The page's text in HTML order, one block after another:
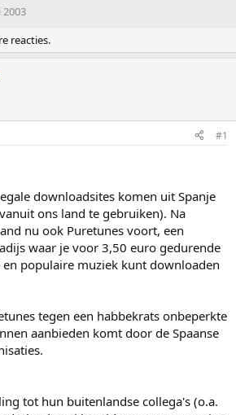
2003
reacties.
#1
downloadsites komen uit Spanje
ons land te gebruiken). Na
nu ook Puretunes voort, een
waar je voor 3,50 euro gedurende
populaire muziek kunt downloaden
tegen een habbekrats onbeperkte
aanbieden komt door de Spaanse
tot hun buitenlandse collega's (o.a.